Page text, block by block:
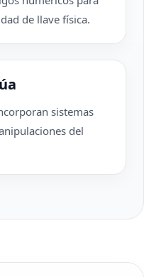
de llave física.
sistemas
del